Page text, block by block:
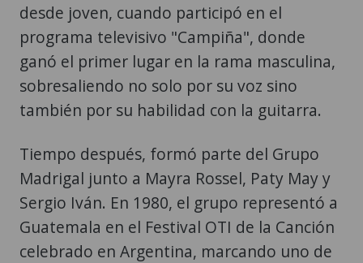
desde joven, cuando participó en el
programa televisivo "Campiña", donde
ganó el primer lugar en la rama masculina,
sobresaliendo no solo por su voz sino
también por su habilidad con la guitarra.
Tiempo después, formó parte del Grupo
Madrigal junto a Mayra Rossel, Paty May y
Sergio Iván. En 1980, el grupo representó a
Guatemala en el Festival OTI de la Canción
celebrado en Argentina, marcando uno de